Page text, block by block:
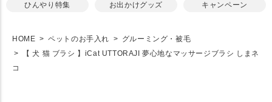
ひんやり特集 お出かけグッズ キャンペーン
HOME ペットのお手入れ
グルーミング・被毛
【 犬 猫 ブラシ 】iCat UTTORAJI 夢心地なマッサージブラシ しまネ
コ